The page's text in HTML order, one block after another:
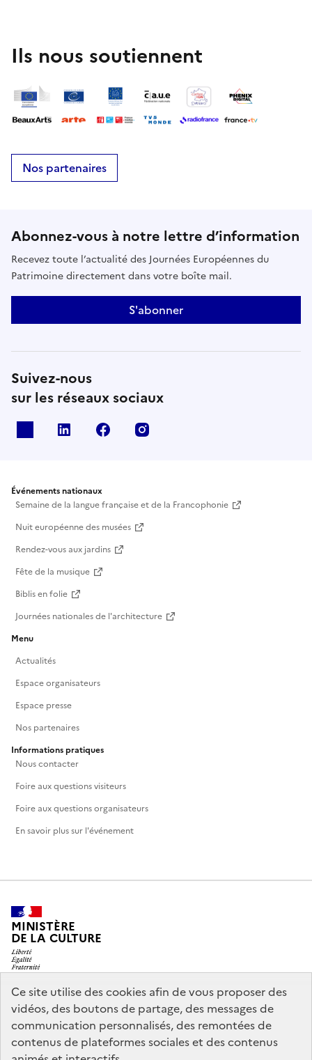
Ce site utilise des cookies afin de vous proposer des
vidéos, des boutons de partage, des messages de
communication personnalisés, des remontées de
contenus de plateformes sociales et des contenus
Ils nous soutiennent
Nos partenaires
Abonnez-vous à notre lettre d’information
Recevez toute l’actualité des Journées Européennes du
Patrimoine directement dans votre boîte mail.
S'abonner
Suivez-nous
sur les réseaux sociaux
Linkedin Facebook
Événements nationaux
Semaine de la langue française et de la Francophonie
Nuit européenne des musées
Rendez-vous aux jardins
Fête de la musique
Biblis en folie
Journées nationales de l'architecture
Menu
Actualités
Espace organisateurs
Espace presse
Nos partenaires
Informations pratiques
Nous contacter
Foire aux questions visiteurs
Foire aux questions organisateurs
En savoir plus sur l'événement
MINISTÈRE
DE LA CULTURE
legifrance.gouv.fr
info.gouv.fr
service-public.gouv.fr
data.gouv.fr